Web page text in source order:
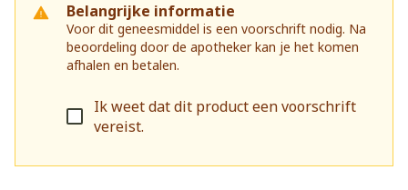
Belangrijke informatie
Voor dit geneesmiddel is een voorschrift nodig. Na
beoordeling door de apotheker kan je het komen
afhalen en betalen.
Ik weet dat dit product een voorschrift
vereist.